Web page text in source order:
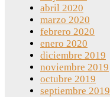
abril 2020
marzo 2020
febrero 2020
enero 2020
diciembre 2019
noviembre 2019
octubre 2019
septiembre 2019